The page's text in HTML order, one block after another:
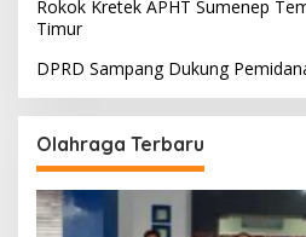
Rokok Kretek APHT Sumenep
Timur
DPRD Sampang Dukung
Olahraga Terbaru